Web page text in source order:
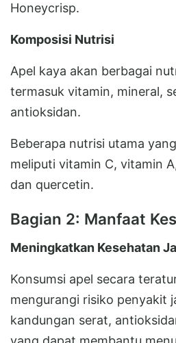
Honeycrisp.
Komposisi Nutrisi
Apel kaya akan berbagai
termasuk vitamin, mineral,
antioksidan.
Beberapa nutrisi utama
meliputi vitamin C, vitamin
dan quercetin.
Bagian 2: Manfaat
Meningkatkan Kesehatan
Konsumsi apel secara
mengurangi risiko penyakit
kandungan serat,